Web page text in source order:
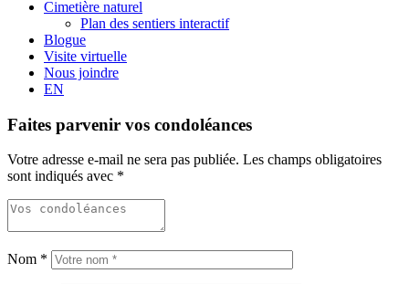
Cimetière naturel
Plan des sentiers interactif
Blogue
Visite virtuelle
Nous joindre
EN
Faites parvenir vos condoléances
Votre adresse e-mail ne sera pas publiée. Les champs obligatoires
sont indiqués avec *
Nom *